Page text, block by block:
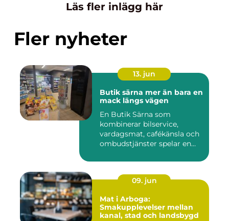
Läs fler inlägg här
Fler nyheter
13. jun
Butik särna mer än bara en
mack längs vägen
En Butik Särna som
kombinerar bilservice,
vardagsmat, cafékänsla och
ombudstjänster spelar en
09. jun
Mat i Arboga:
Smakupplevelser mellan
kanal, stad och landsbygd